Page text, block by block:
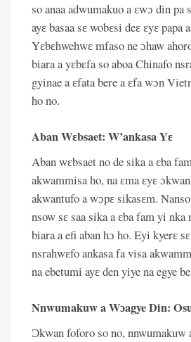
so anaa adwumakuo a ɛwɔ din pa
ayɛ basaa sɛ wobɛsi deɛ ɛyɛ papa
Yɛbɛhwehwɛ mfaso ne ɔhaw
biara a yɛbɛfa so aboa Chinafo
gyinae a ɛfata bere a ɛfa wɔn
ho no.
Aban Wɛbsaet: W’ankasa Yɛ
Aban wɛbsaet no de sika a ɛba
akwammisa ho, na ɛma ɛyɛ
akwantufo a wɔpɛ sikasɛm.
nsow sɛ saa sika a ɛba fam yi nka
biara a efi aban hɔ ho. Eyi kyerɛ
nsrahwɛfo ankasa fa visa
na ebetumi ayɛ den yiye na egye
Nnwumakuw a Wɔagye Din:
Ɔkwan foforo so no, nnwumakuw